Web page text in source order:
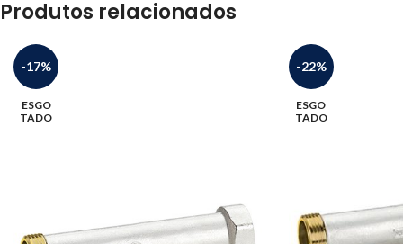
Produtos relacionados
-17%
ESGO
TADO
-22%
ESGO
TADO